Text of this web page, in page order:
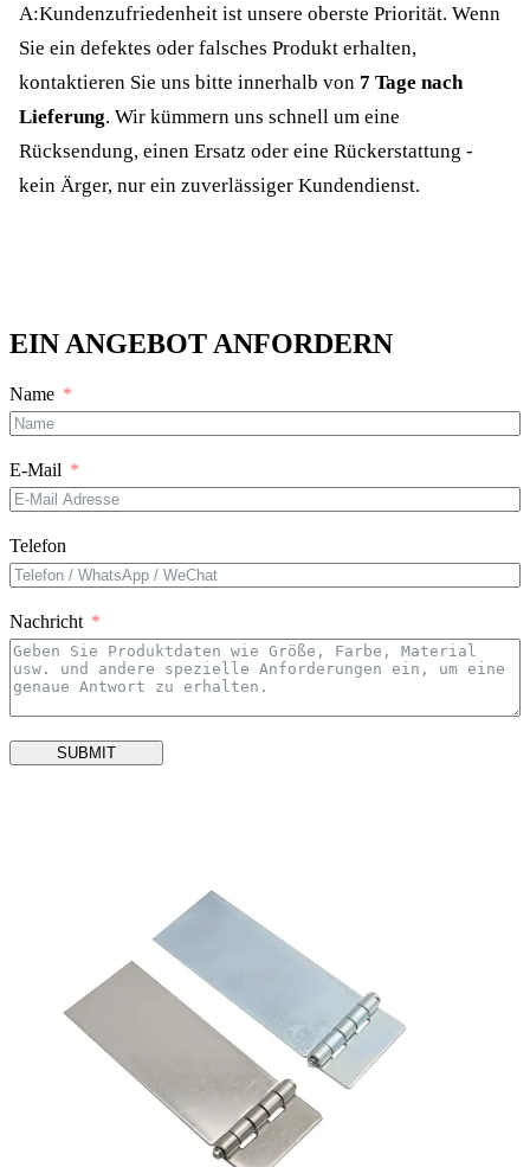
A:Kundenzufriedenheit ist unsere oberste Priorität. Wenn
Sie ein defektes oder falsches Produkt erhalten,
kontaktieren Sie uns bitte innerhalb von 7 Tage nach
Lieferung. Wir kümmern uns schnell um eine
Rücksendung, einen Ersatz oder eine Rückerstattung -
kein Ärger, nur ein zuverlässiger Kundendienst.
EIN ANGEBOT ANFORDERN
Name
E-Mail
Telefon
Nachricht
SUBMIT